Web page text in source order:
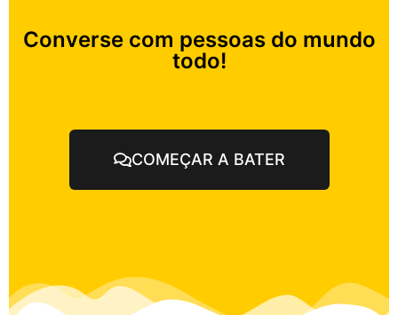
Converse com pessoas do mundo
todo!
COMEÇAR A BATER